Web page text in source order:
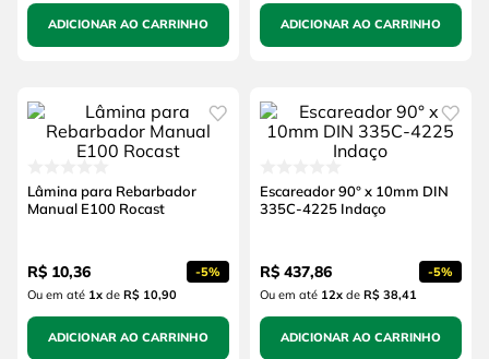
ADICIONAR AO CARRINHO ADICIONAR AO CARRINHO
Lâmina para Rebarbador
Manual E100 Rocast
R$ 10,36 -5%
Ou em até 1xde R$ 10,90
ADICIONAR AO CARRINHO
Escareador 90° x 10mm DIN
335C-4225 Indaço
R$ 437,86 -5%
Ou em até 12xde R$ 38,41
ADICIONAR AO CARRINHO